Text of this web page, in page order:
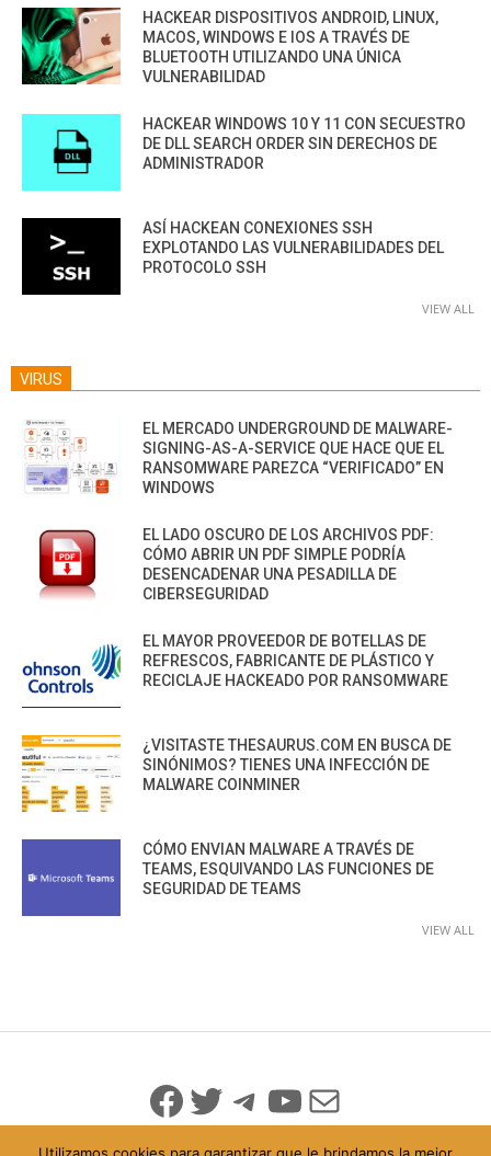
HACKEAR DISPOSITIVOS ANDROID, LINUX,
MACOS, WINDOWS E IOS A TRAVÉS DE
BLUETOOTH UTILIZANDO UNA ÚNICA
VULNERABILIDAD
HACKEAR WINDOWS 10 Y 11 CON SECUESTRO
DE DLL SEARCH ORDER SIN DERECHOS DE
ADMINISTRADOR
ASÍ HACKEAN CONEXIONES SSH
EXPLOTANDO LAS VULNERABILIDADES DEL
PROTOCOLO SSH
VIEW ALL
VIRUS
EL MERCADO UNDERGROUND DE MALWARE-
SIGNING-AS-A-SERVICE QUE HACE QUE EL
RANSOMWARE PAREZCA “VERIFICADO” EN
WINDOWS
EL LADO OSCURO DE LOS ARCHIVOS PDF:
CÓMO ABRIR UN PDF SIMPLE PODRÍA
DESENCADENAR UNA PESADILLA DE
CIBERSEGURIDAD
EL MAYOR PROVEEDOR DE BOTELLAS DE
REFRESCOS, FABRICANTE DE PLÁSTICO Y
RECICLAJE HACKEADO POR RANSOMWARE
¿VISITASTE THESAURUS.COM EN BUSCA DE
SINÓNIMOS? TIENES UNA INFECCIÓN DE
MALWARE COINMINER
CÓMO ENVIAN MALWARE A TRAVÉS DE
TEAMS, ESQUIVANDO LAS FUNCIONES DE
SEGURIDAD DE TEAMS
VIEW ALL
Facebook
Twitter
Telegram
YouTube
Mail